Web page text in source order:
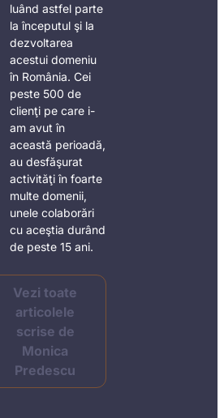
luând astfel parte
la începutul şi la
dezvoltarea
acestui domeniu
în România. Cei
peste 500 de
clienţi pe care i-
am avut în
această perioadă,
au desfăşurat
activităţi în foarte
multe domenii,
unele colaborări
cu aceştia durând
de peste 15 ani.
Vezi toate
articolele
scrise de
Monica
Predescu